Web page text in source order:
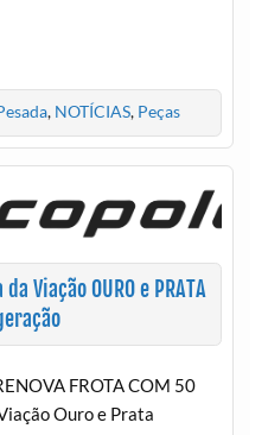
, NOTÍCIAS, Peças
Viação OURO e PRATA
FROTA COM 50
Ouro e Prata